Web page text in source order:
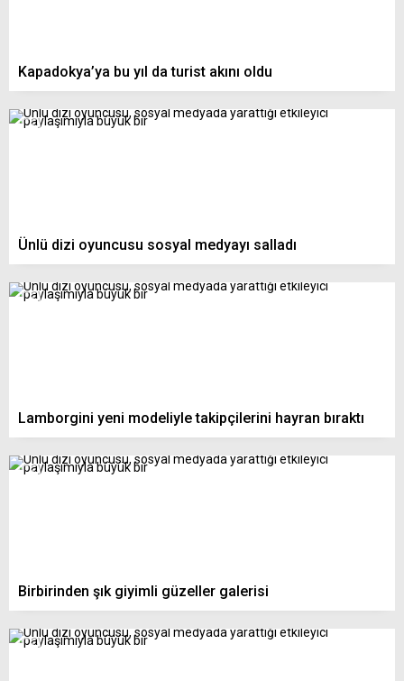
Kapadokya’ya bu yıl da turist akını oldu
Ünlü dizi oyuncusu sosyal medyayı salladı
Lamborgini yeni modeliyle takipçilerini hayran bıraktı
Birbirinden şık giyimli güzeller galerisi